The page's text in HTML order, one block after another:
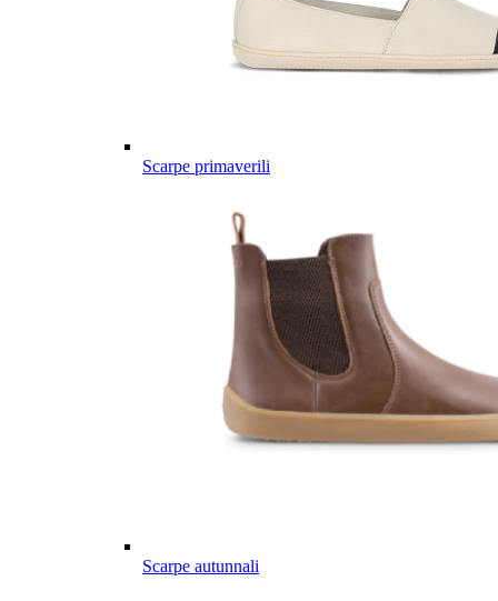
Scarpe primaverili
Scarpe autunnali